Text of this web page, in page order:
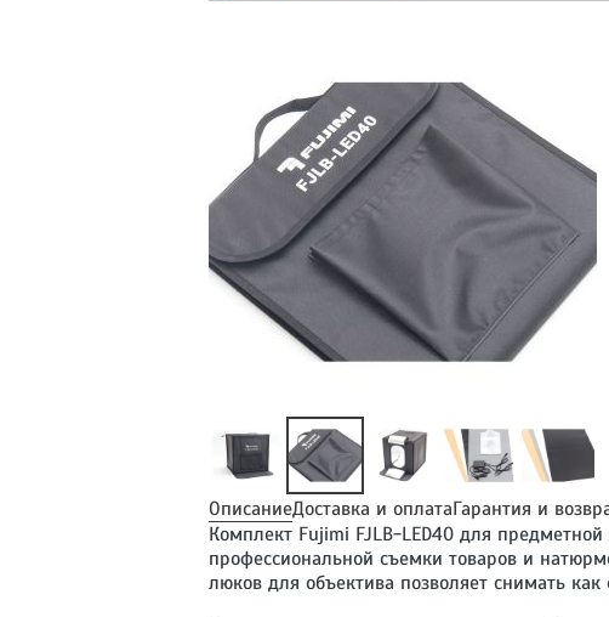
ОписаниеДоставка и оплатаГарантия и
Комплект Fujimi FJLB-LED40 для
профессиональной съемки товаров и
люков для объектива позволяет снимать как